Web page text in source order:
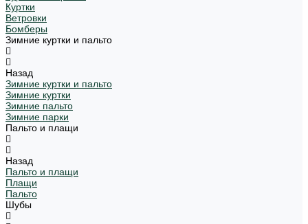
Куртки
Ветровки
Бомберы
Зимние куртки и пальто
Назад
Зимние куртки и пальто
Зимние куртки
Зимние пальто
Зимние парки
Пальто и плащи
Назад
Пальто и плащи
Плащи
Пальто
Шубы